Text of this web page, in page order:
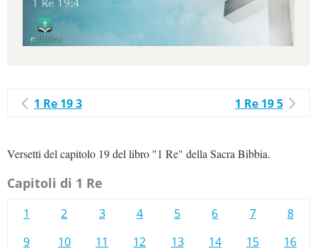
1 Re 19 3 1 Re 19 5
Versetti del capitolo 19 del libro "1 Re" della Sacra Bibbia.
Capitoli di 1 Re
1 2 3 4 5 6 7
8
9
10 11 12 13 14 15
16